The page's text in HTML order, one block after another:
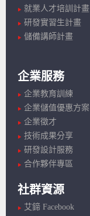
就業人才培訓計畫
研發實習生計畫
儲備講師計畫
企業服務
企業教育訓練
企業儲值優惠方案
企業徵才
技術成果分享
研發設計服務
合作夥伴專區
社群資源
艾鍗 Facebook